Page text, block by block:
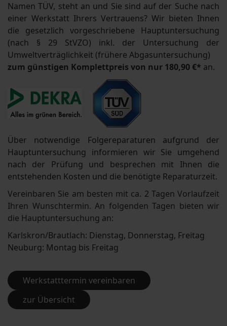
Namen TÜV, steht an und Sie sind auf der Suche nach
einer Werkstatt Ihrers Vertrauens? Wir bieten Ihnen
die gesetzlich vorgeschriebene Hauptuntersuchung
(nach § 29 StVZO) inkl. der Untersuchung der
Umweltverträglichkeit (frühere Abgasuntersuchung)
zum günstigen Komplettpreis von nur 180,90 €* an.
Über notwendige Folgereparaturen aufgrund der
Hauptuntersuchung informieren wir Sie umgehend
nach der Prüfung und besprechen mit Ihnen die
entstehenden Kosten und die benötigte Reparaturzeit.
Vereinbaren Sie am besten mit ca. 2 Tagen Vorlaufzeit
Ihren Wunschtermin. An folgenden Tagen bieten wir
die Hauptuntersuchung an:
Karlskron/Brautlach: Dienstag, Donnerstag, Freitag
Neuburg: Montag bis Freitag
Werkstatttermin vereinbaren
zur Übersicht